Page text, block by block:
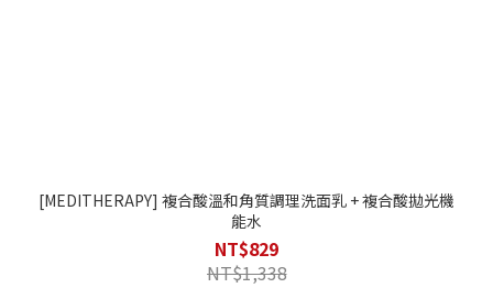
[MEDITHERAPY] 複合酸溫和角質調理洗面乳 + 複合酸拋光機
能水
NT$829
NT$1,338